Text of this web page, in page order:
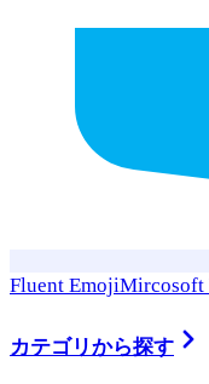
Fluent EmojiMircosoft
カテゴリから探す